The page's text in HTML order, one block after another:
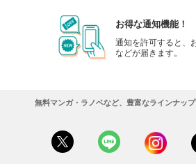
お得な通知機能！
通知を許可すると、
などが届きます。
無料マンガ・ラノベなど、豊富なラインナッ